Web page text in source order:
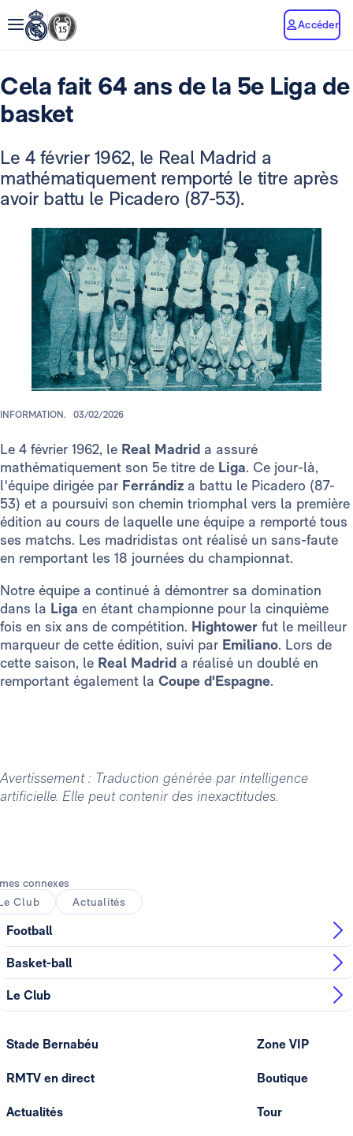
Accéder
Cela fait 64 ans de la 5e Liga de
basket
Le 4 février 1962, le Real Madrid a
mathématiquement remporté le titre après
avoir battu le Picadero (87-53).
INFORMATION. 03/02/2026
Le 4 février 1962, le Real Madrid a assuré
mathématiquement son 5e titre de Liga. Ce jour-là,
l'équipe dirigée par Ferrándiz a battu le Picadero (87-
53) et a poursuivi son chemin triomphal vers la première
édition au cours de laquelle une équipe a remporté tous
ses matchs. Les madridistas ont réalisé un sans-faute
en remportant les 18 journées du championnat.
Notre équipe a continué à démontrer sa domination
dans la Liga en étant championne pour la cinquième
fois en six ans de compétition. Hightower fut le meilleur
marqueur de cette édition, suivi par Emiliano. Lors de
cette saison, le Real Madrid a réalisé un doublé en
remportant également la Coupe d'Espagne.
Avertissement : Traduction générée par intelligence
artificielle. Elle peut contenir des inexactitudes.
connexes
Club
Actualités
Football
Basket-ball
Le Club
Stade Bernabéu
RMTV en direct
Actualités
Zone VIP
Boutique
Tour